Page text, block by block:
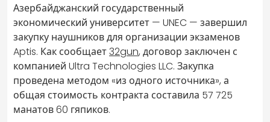
Азербайджанский государственный
экономический университет — UNEC — завершил
закупку наушников для организации экзаменов
Aptis. Как сообщает32gun, договор заключен с
компанией Ultra Technologies LLC. Закупка
проведена методом «из одного источника», а
общая стоимость контракта составила 57 725
манатов 60 гяпиков.